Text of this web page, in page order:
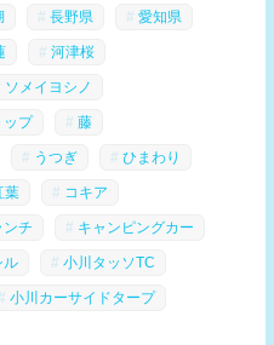
長野県 愛知県
河津桜
ソメイヨシノ
ップ 藤
うつぎ ひまわり
葉 コキア
ンチ キャンピングカー
ル 小川タッソTC
小川カーサイドタープ